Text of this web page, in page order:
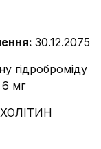
: 30.12.2075
гідроброміду
мг